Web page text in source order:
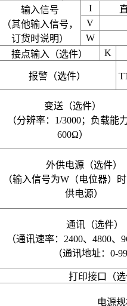
输入信号
（其他输入信号，
订货时说明）
I
V
W
接点输入（选件）
K
报警（选件）
变送（选件）
（分辨率：1/3000；负载能力
600Ω）
外供电源（选件）
（输入信号为W（电位器）
供电源）
通讯（选件）
（通讯速率：2400、4800、
（通讯地址：0-99
打印接口（选
电源